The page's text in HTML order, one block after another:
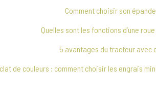
Comment choisir son
Quelles sont les fonctions d’une
5 avantages du tracteur avec
de couleurs : comment choisir les engrais